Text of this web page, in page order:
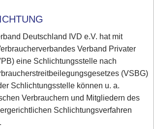
Deutschland IVD e.V. hat mit
Verband Privater
eine Schlichtungsstelle nach
(VSBG)
Schlichtungsstelle können u. a.
Verbrauchern und Mitgliedern des
Schlichtungsverfahren